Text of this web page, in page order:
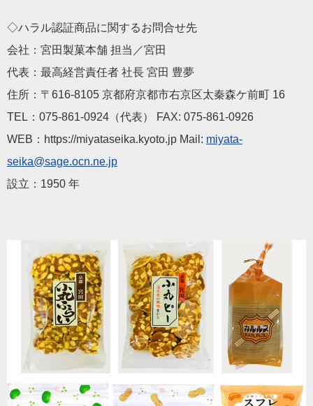
◇ハラル認証商品に関するお問合せ先
会社：宮田製菓本舗 担当／宮田
代表：最高経営責任者 社長 宮田 豊夢
住所：〒616-8105 京都府京都市右京区太秦森ケ前町 16
TEL：075-861-0924（代表） FAX: 075-861-0926
WEB：https://miyataseika.kyoto.jp Mail: miyata-
seika@sage.ocn.ne.jp
設立：1950 年